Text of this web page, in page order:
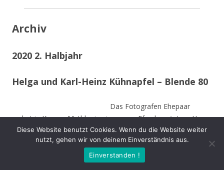
Archiv
2020 2. Halbjahr
Helga und Karl-Heinz Kühnapfel – Blende 80
Das Fotografen Ehepaar
wohnt in Kamen-Methler in einem von Efeu begrüntem Haus
umgeben von einem naturnahen Garten mit Teich, kleinen
naturnahen Wiesen, Obstbäumen und weiteren hohen
Bäumen. Die Stämme der von Stürmen gefällten Bäume sind
Diese Website benutzt Cookies. Wenn du die Website weiter
nutzt, gehen wir von deinem Einverständnis aus.
Einverstanden !